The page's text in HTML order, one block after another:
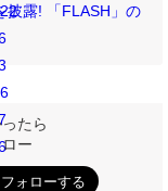
披露! 「FLASH」の
たら
ー